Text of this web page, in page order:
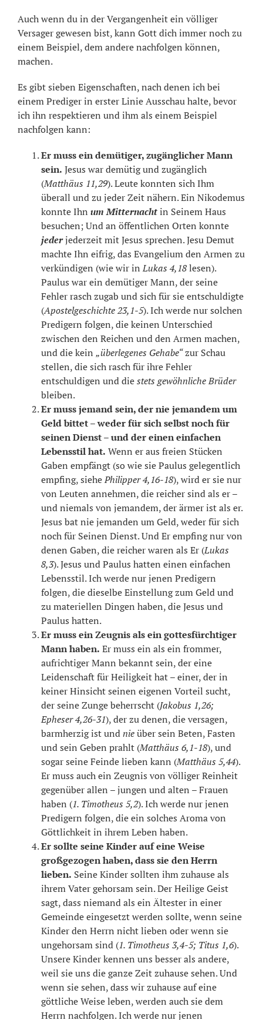
Auch wenn du in der Vergangenheit ein völliger
Versager gewesen bist, kann Gott dich immer noch zu
einem Beispiel, dem andere nachfolgen können,
machen.
Es gibt sieben Eigenschaften, nach denen ich bei
einem Prediger in erster Linie Ausschau halte, bevor
ich ihn respektieren und ihm als einem Beispiel
nachfolgen kann:
Er muss ein demütiger, zugänglicher Mann
sein. Jesus war demütig und zugänglich
(Matthäus 11,29). Leute konnten sich Ihm
überall und zu jeder Zeit nähern. Ein Nikodemus
konnte Ihn um Mitternachtin Seinem Haus
besuchen; Und an öffentlichen Orten konnte
jederjederzeit mit Jesus sprechen. Jesu Demut
machte Ihn eifrig, das Evangelium den Armen zu
verkündigen (wie wir inLukas 4,18lesen).
Paulus war ein demütiger Mann, der seine
Fehler rasch zugab und sich für sie entschuldigte
(Apostelgeschichte 23,1-5). Ich werde nur solchen
Predigern folgen, die keinen Unterschied
zwischen den Reichen und den Armen machen,
und die kein „überlegenes Gehabe“zur Schau
stellen, die sich rasch für ihre Fehler
entschuldigen und diestets gewöhnliche Brüder
bleiben.
Er muss jemand sein, der nie jemandem um
Geld bittet – weder für sich selbst noch für
seinen Dienst – und der einen einfachen
Lebensstil hat. Wenn er aus freien Stücken
Gaben empfängt (so wie sie Paulus gelegentlich
empfing, siehePhilipper 4,16-18), wird er sie nur
von Leuten annehmen, die reicher sind als er –
und niemals von jemandem, der ärmer ist als er.
Jesus bat nie jemanden um Geld, weder für sich
noch für Seinen Dienst. Und Er empfing nur von
denen Gaben, die reicher waren als Er (Lukas
8,3). Jesus und Paulus hatten einen einfachen
Lebensstil. Ich werde nur jenen Predigern
folgen, die dieselbe Einstellung zum Geld und
zu materiellen Dingen haben, die Jesus und
Paulus hatten.
Er muss ein Zeugnis als ein gottesfürchtiger
Mann haben. Er muss ein als ein frommer,
aufrichtiger Mann bekannt sein, der eine
Leidenschaft für Heiligkeit hat – einer, der in
keiner Hinsicht seinen eigenen Vorteil sucht,
der seine Zunge beherrscht (Jakobus 1,26;
Epheser 4,26-31), der zu denen, die versagen,
barmherzig ist undnieüber sein Beten, Fasten
und sein Geben prahlt (Matthäus 6,1-18), und
sogar seine Feinde lieben kann (Matthäus 5,44).
Er muss auch ein Zeugnis von völliger Reinheit
gegenüber allen – jungen und alten – Frauen
haben (1. Timotheus 5,2). Ich werde nur jenen
Predigern folgen, die ein solches Aroma von
Göttlichkeit in ihrem Leben haben.
Er sollte seine Kinder auf eine Weise
großgezogen haben, dass sie den Herrn
lieben. Seine Kinder sollten ihm zuhause als
ihrem Vater gehorsam sein. Der Heilige Geist
sagt, dass niemand als ein Ältester in einer
Gemeinde eingesetzt werden sollte, wenn seine
Kinder den Herrn nicht lieben oder wenn sie
ungehorsam sind (1. Timotheus 3,4-5; Titus 1,6).
Unsere Kinder kennen uns besser als andere,
weil sie uns die ganze Zeit zuhause sehen. Und
wenn sie sehen, dass wir zuhause auf eine
göttliche Weise leben, werden auch sie dem
Herrn nachfolgen. Ich werde nur jenen